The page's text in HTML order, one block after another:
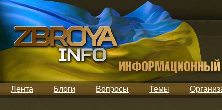
Лента Блоги Вопросы Темы